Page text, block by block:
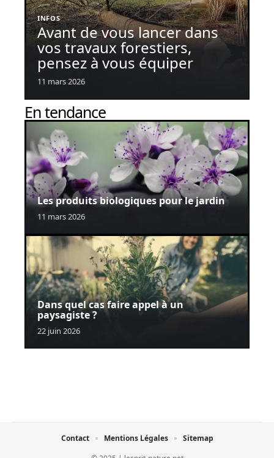
INFOS
Avant de vous lancer dans
vos travaux forestiers,
pensez à vous équiper
11 mars 2026
En tendance
Les produits biologiques pour le jardin
11 mars 2026
Dans quel cas faire appel à un
paysagiste ?
22 juin 2026
Contact Mentions Légales Sitemap